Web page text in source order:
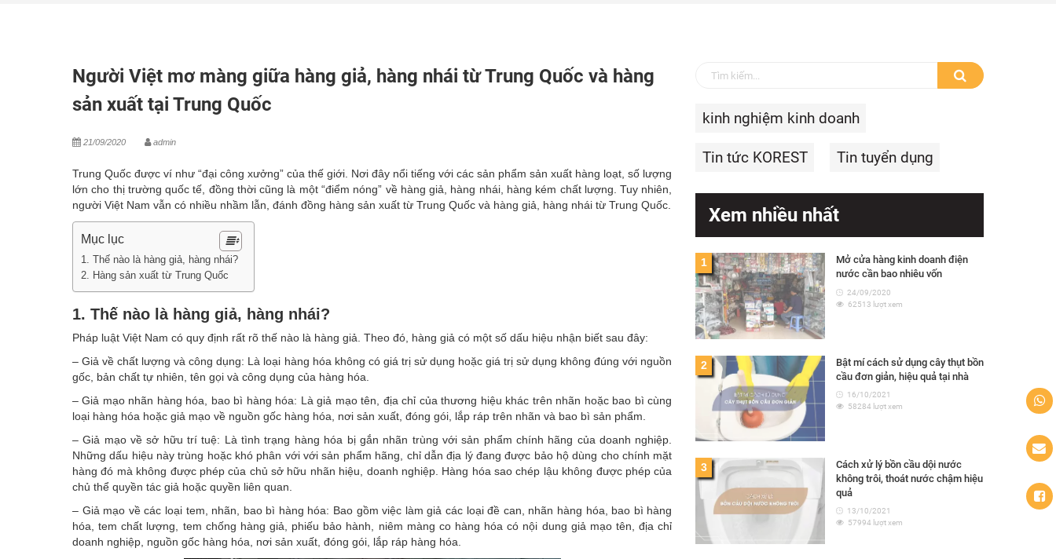
Người Việt mơ màng giữa hàng giả, hàng nhái từ Trung Quốc và hàng
sản xuất tại Trung Quốc
21/09/2020 admin
Trung Quốc được ví như “đại công xưởng” của thế giới. Nơi đây nổi tiếng với các sản phẩm sản xuất hàng loạt, số lượng
lớn cho thị trường quốc tế, đồng thời cũng là một “điểm nóng” về hàng giả, hàng nhái, hàng kém chất lượng. Tuy nhiên,
người Việt Nam vẫn có nhiều nhầm lẫn, đánh đồng hàng sản xuất từ Trung Quốc và hàng giả, hàng nhái từ Trung Quốc.
Mục lục
1. Thế nào là hàng giả, hàng nhái?
2. Hàng sản xuất từ Trung Quốc
1. Thế nào là hàng giả, hàng nhái?
Pháp luật Việt Nam có quy định rất rõ thế nào là hàng giả. Theo đó, hàng giả có một số dấu hiệu nhận biết sau đây:
– Giả về chất lượng và công dụng: Là loại hàng hóa không có giá trị sử dụng hoặc giá trị sử dụng không đúng với nguồn
gốc, bản chất tự nhiên, tên gọi và công dụng của hàng hóa.
– Giả mạo nhãn hàng hóa, bao bì hàng hóa: Là giả mạo tên, địa chỉ của thương hiệu khác trên nhãn hoặc bao bì cùng
loại hàng hóa hoặc giả mạo về nguồn gốc hàng hóa, nơi sản xuất, đóng gói, lắp ráp trên nhãn và bao bì sản phẩm.
– Giả mạo về sở hữu trí tuệ: Là tình trạng hàng hóa bị gắn nhãn trùng với sản phẩm chính hãng của doanh nghiệp.
Những dấu hiệu này trùng hoặc khó phân với với sản phẩm hãng, chỉ dẫn địa lý đang được bảo hộ dùng cho chính mặt
hàng đó mà không được phép của chủ sở hữu nhãn hiệu, doanh nghiệp. Hàng hóa sao chép lậu không được phép của
chủ thể quyền tác giả hoặc quyền liên quan.
– Giả mạo về các loại tem, nhãn, bao bì hàng hóa: Bao gồm việc làm giả các loại đề can, nhãn hàng hóa, bao bì hàng
hóa, tem chất lượng, tem chống hàng giả, phiếu bảo hành, niêm màng co hàng hóa có nội dung giả mạo tên, địa chỉ
doanh nghiệp, nguồn gốc hàng hóa, nơi sản xuất, đóng gói, lắp ráp hàng hóa.
kinh nghiệm kinh doanh
Tin tức KOREST Tin tuyển dụng
Xem nhiều nhất
1
Mở cửa hàng kinh doanh điện
nước cần bao nhiêu vốn
24/09/2020
62513 lượt xem
2
Bật mí cách sử dụng cây thụt bồn
cầu đơn giản, hiệu quả tại nhà
16/10/2021
58284 lượt xem
3
Cách xử lý bồn cầu dội nước
không trôi, thoát nước chậm hiệu
quả
13/10/2021
57994 lượt xem